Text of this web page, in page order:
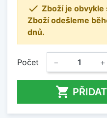
 Zboží je obvykle
Zboží odešleme
dnů.
Počet − +
